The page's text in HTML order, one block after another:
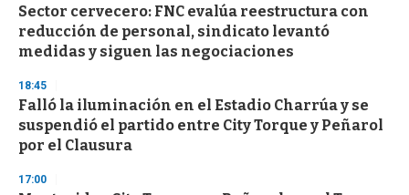
Sector cervecero: FNC evalúa reestructura con
reducción de personal, sindicato levantó
medidas y siguen las negociaciones
18:45
Falló la iluminación en el Estadio Charrúa y se
suspendió el partido entre City Torque y Peñarol
por el Clausura
17:00